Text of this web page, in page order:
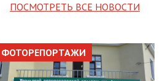
ПОСМОТРЕТЬ ВСЕ НОВОСТИ
ФОТОРЕПОРТАЖИ